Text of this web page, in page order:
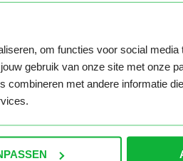
om functies voor social media
gebruik van onze site met onze
met andere informatie
homepage en navigeer hier